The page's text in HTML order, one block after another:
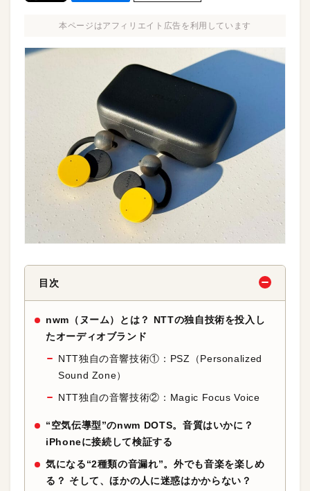
本ページはアフィリエイト広告を利用しています
目次
nwm（ヌーム）とは？ NTTの独自技術を投入し
たオーディオブランド
NTT独自の音響技術①：PSZ（Personalized
Sound Zone）
NTT独自の音響技術②：Magic Focus Voice
“空気伝導型”のnwm DOTS。音質はいかに？
iPhoneに接続して検証する
気になる“2種類の音漏れ”。外でも音楽を楽しめ
る？ そして、ほかの人に迷惑はかからない？